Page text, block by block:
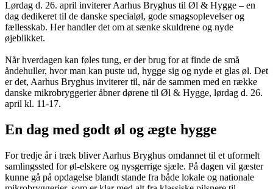
Lørdag d. 26. april inviterer Aarhus Bryghus til Øl & Hygge – en
dag dedikeret til de danske specialøl, gode smagsoplevelser og
fællesskab. Her handler det om at sænke skuldrene og nyde
øjeblikket.
Når hverdagen kan føles tung, er der brug for at finde de små
åndehuller, hvor man kan puste ud, hygge sig og nyde et glas øl. Det
er det, Aarhus Bryghus inviterer til, når de sammen med en række
danske mikrobryggerier åbner dørene til Øl & Hygge, lørdag d. 26.
april kl. 11-17.
En dag med godt øl og ægte hygge
For tredje år i træk bliver Aarhus Bryghus omdannet til et uformelt
samlingssted for øl-elskere og nysgerrige sjæle. På dagen vil gæster
kunne gå på opdagelse blandt stande fra både lokale og nationale